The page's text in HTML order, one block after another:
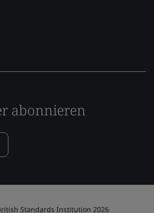
abonnieren
Standards Institution 2026